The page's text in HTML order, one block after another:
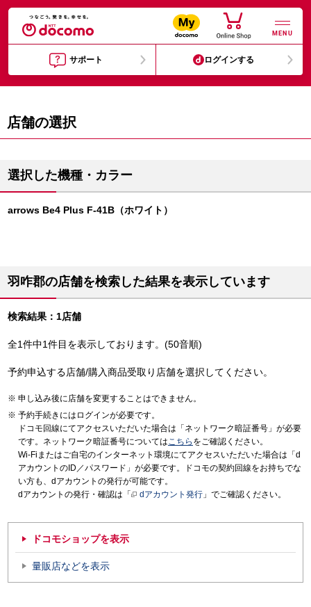
MENU
サポート ログインする
店舗の選択
選択した機種・カラー
arrows Be4 Plus F-41B（ホワイト）
羽咋郡の店舗を検索した結果を表示しています
検索結果：1店舗
全1件中1件目を表示しております。(50音順)
予約申込する店舗/購入商品受取り店舗を選択してください。
申し込み後に店舗を変更することはできません。
予約手続きにはログインが必要です。
ドコモ回線にてアクセスいただいた場合は「ネットワーク暗証番号」が必要
です。ネットワーク暗証番号についてはこちら をご確認ください。
Wi-Fiまたはご自宅のインターネット環境にてアクセスいただいた場合は「d
アカウントのID／パスワード」が必要です。ドコモの契約回線をお持ちでな
い方も、dアカウントの発行が可能です。
dアカウントの発行・確認は「
dアカウント発行 」でご確認ください。
ドコモショップを表示
量販店などを表示